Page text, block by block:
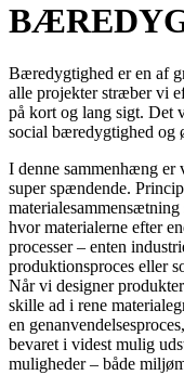
Bæredygtighed er en af
alle projekter stræber vi
på kort og lang sigt. Det
social bæredygtighed og
I denne sammenhæng
super spændende.
hvor materialerne efter
processer – enten
produktionsproces eller
Når vi designer
skille ad i rene
en
bevaret i videst mulig
muligheder – både